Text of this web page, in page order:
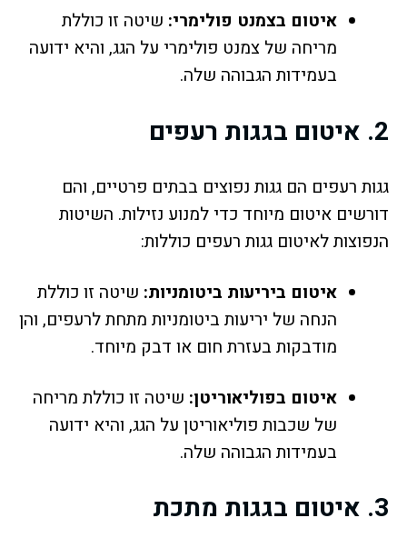
איטום בצמנט פולימרי: שיטה זו כוללת
מריחה של צמנט פולימרי על הגג, והיא ידועה
בעמידות הגבוהה שלה.
2. איטום בגגות רעפים
גגות רעפים הם גגות נפוצים בבתים פרטיים, והם
דורשים איטום מיוחד כדי למנוע נזילות. השיטות
הנפוצות לאיטום גגות רעפים כוללות:
איטום ביריעות ביטומניות: שיטה זו כוללת
הנחה של יריעות ביטומניות מתחת לרעפים, והן
מודבקות בעזרת חום או דבק מיוחד.
איטום בפוליאוריטן: שיטה זו כוללת מריחה
של שכבות פוליאוריטן על הגג, והיא ידועה
בעמידות הגבוהה שלה.
3. איטום בגגות מתכת